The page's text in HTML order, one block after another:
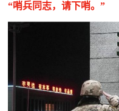
“哨兵同志，请下哨。”